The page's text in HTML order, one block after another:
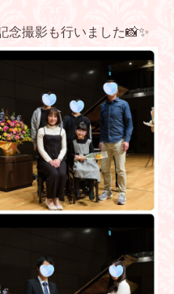
念撮影も行いました📸✨